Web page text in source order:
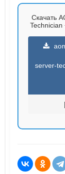
Скачать
Technician
server-